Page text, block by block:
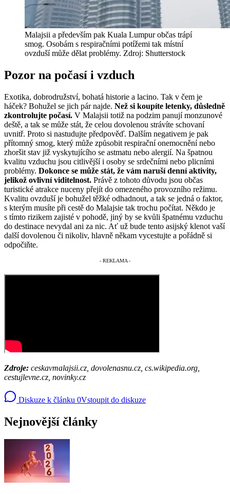
Malajsii a především pak Kuala Lumpur občas trápí
smog. Osobám s respiračními potížemi tak místní
ovzduší může dělat problémy. Zdroj: Shutterstock
Pozor na počasí i vzduch
Exotika, dobrodružství, bohatá historie a lacino. Tak v čem je
háček? Bohužel se jich pár najde. Než si koupíte letenky, důsledně
zkontrolujte počasí. V Malajsii totiž na podzim panují monzunové
deště, a tak se může stát, že celou dovolenou strávíte schovaní
uvnitř. Proto si nastudujte předpověď. Dalším negativem je pak
přítomný smog, který může způsobit respirační onemocnění nebo
zhoršit stav již vyskytujícího se astmatu nebo alergií. Na špatnou
kvalitu vzduchu jsou citlivější i osoby se srdečními nebo plicními
problémy. Dokonce se může stát, že vám naruší denní aktivity,
jelikož ovlivní viditelnost. Právě z tohoto důvodu jsou občas
turistické atrakce nuceny přejít do omezeného provozního režimu.
Kvalitu ovzduší je bohužel těžké odhadnout, a tak se jedná o faktor,
s kterým musíte při cestě do Malajsie tak trochu počítat. Někdo je
s tímto rizikem zajisté v pohodě, jiný by se kvůli špatnému vzduchu
do destinace nevydal ani za nic. Ať už bude tento asijský klenot vaší
další dovolenou či nikoliv, hlavně někam vycestujte a pořádně si
odpočiňte.
Zdroje: ceskavmalajsii.cz, dovolenasnu.cz, cs.wikipedia.org,
cestujlevne.cz, novinky.cz
Diskuze k článku 0Vstoupit do diskuze
Nejnovější články